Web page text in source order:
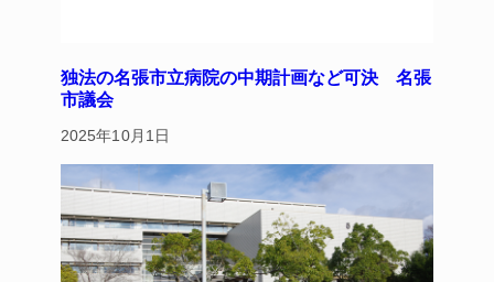
独法の名張市立病院の中期計画など可決 名張
市議会
2025年10月1日